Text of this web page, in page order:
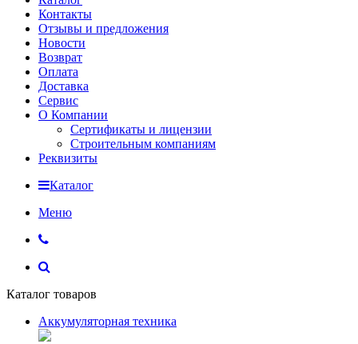
Контакты
Отзывы и предложения
Новости
Возврат
Оплата
Доставка
Сервис
О Компании
Сертификаты и лицензии
Строительным компаниям
Реквизиты
Каталог
Меню
Каталог товаров
Аккумуляторная техника